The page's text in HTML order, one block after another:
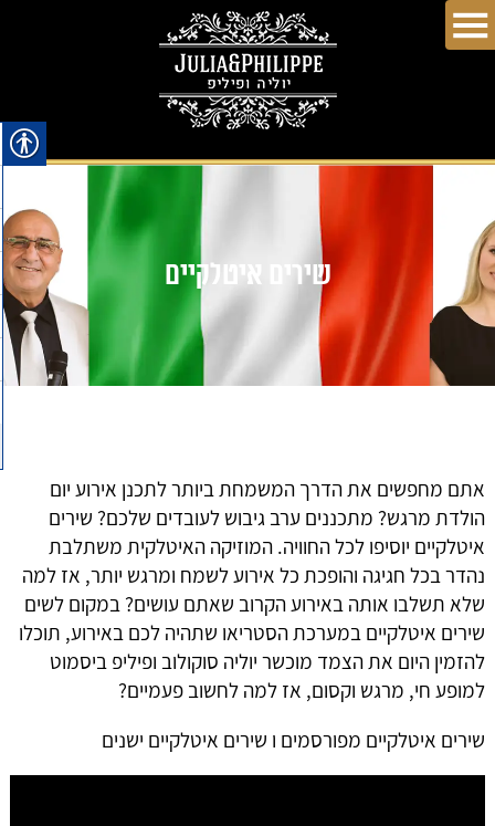
שירים איטלקיים
אתם מחפשים את הדרך המשמחת ביותר לתכנן אירוע יום
הולדת מרגש? מתכננים ערב גיבוש לעובדים שלכם? שירים
איטלקיים יוסיפו לכל החוויה. המוזיקה האיטלקית משתלבת
נהדר בכל חגיגה והופכת כל אירוע לשמח ומרגש יותר, אז למה
שלא תשלבו אותה באירוע הקרוב שאתם עושים? במקום לשים
שירים איטלקיים במערכת הסטריאו שתהיה לכם באירוע, תוכלו
להזמין היום את הצמד מוכשר יוליה סוקולוב ופיליפ ביסמוט
למופע חי, מרגש וקסום, אז למה לחשוב פעמיים?
שירים איטלקיים מפורסמים ו שירים איטלקיים ישנים